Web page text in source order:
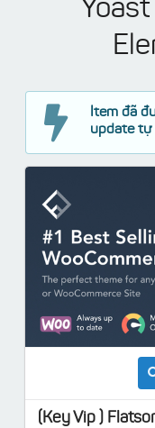
Item đã
update tự
(Key Vip )